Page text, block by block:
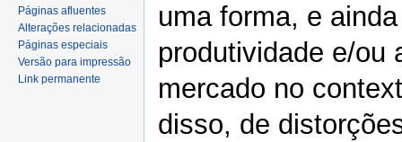
uma forma, e
produtividade e/ou
mercado no
disso, de
Páginas afluentes
Alterações relacionadas
Páginas especiais
Versão para impressão
Link permanente